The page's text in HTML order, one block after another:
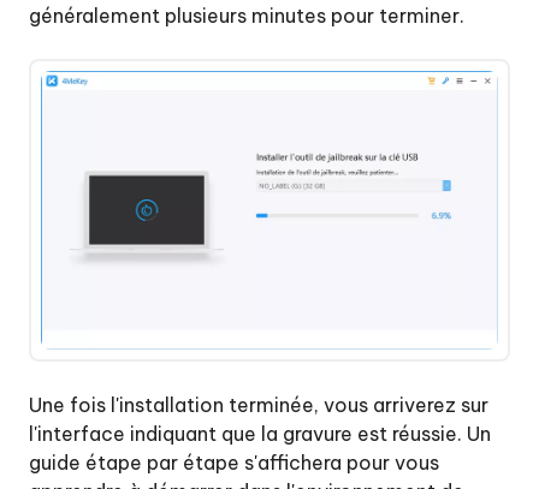
généralement plusieurs minutes pour terminer.
Une fois l'installation terminée, vous arriverez sur
l'interface indiquant que la gravure est réussie. Un
guide étape par étape s'affichera pour vous